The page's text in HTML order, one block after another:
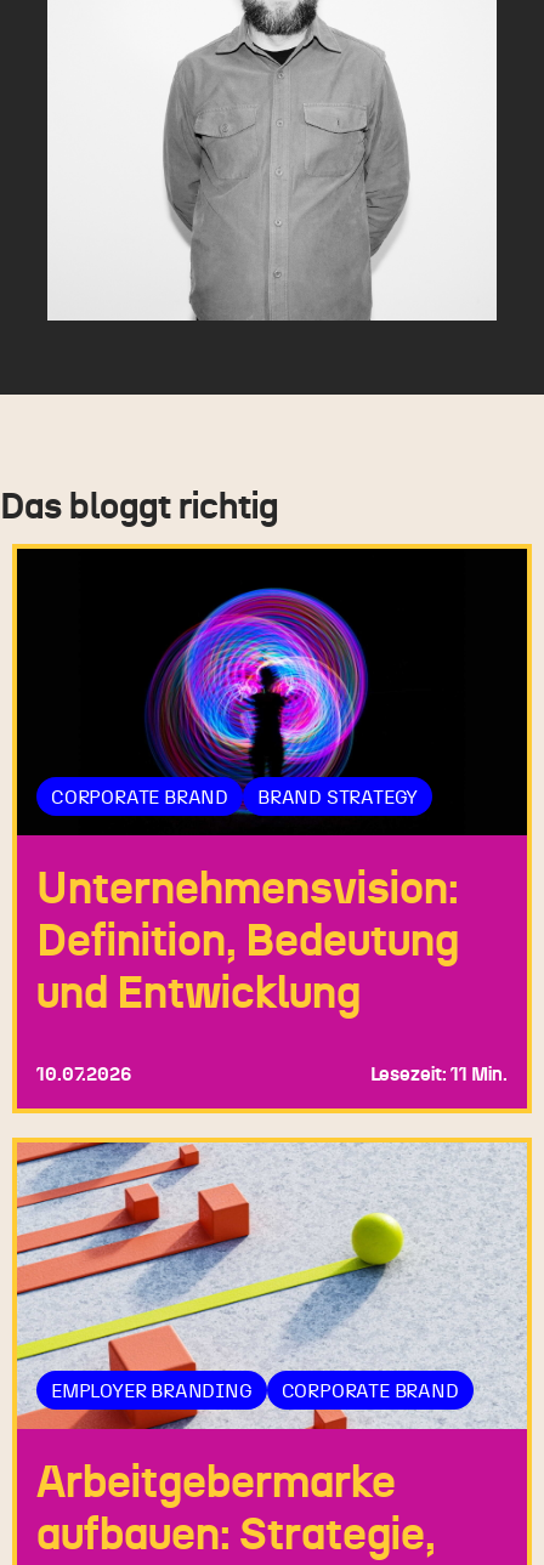
Das bloggt richtig
CORPORATE BRAND BRAND STRATEGY
Unternehmensvision:
Definition, Bedeutung
und Entwicklung
10.07.2026 Lesezeit: 11 Min.
EMPLOYER BRANDING CORPORATE BRAND
Arbeitgebermarke
aufbauen: Strategie,